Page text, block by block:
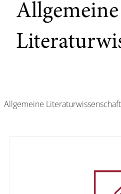
Allgemeine
Allgemeine Literaturwissenschaft